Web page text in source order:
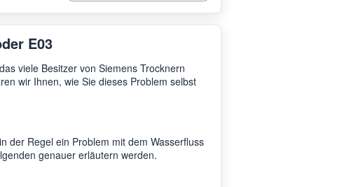
E03
viele Besitzer von Siemens Trocknern
wir Ihnen, wie Sie dieses Problem selbst
der Regel ein Problem mit dem Wasserfluss
genauer erläutern werden.